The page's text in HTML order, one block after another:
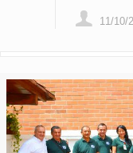
11/10/